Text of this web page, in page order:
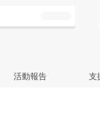
活動報告 支